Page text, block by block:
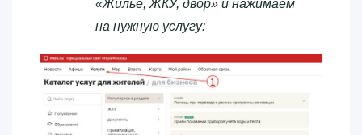
«Жилье, ЖКУ, двор» и нажимаем
на нужную услугу: